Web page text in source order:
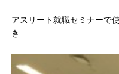
アスリート就職セミナーで
き